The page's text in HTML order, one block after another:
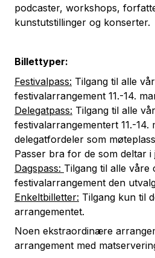
podcaster, workshops,
kunstutstillinger og konserter.
Billettyper:
Festivalpass: Tilgang til alle
festivalarrangement 11.-14.
Delegatpass: Tilgang til alle
festivalarrangementert 11.-14.
delegatfordeler som
Passer bra for de som deltar i
Dagspass: Tilgang til alle
festivalarrangement den
Enkeltbilletter: Tilgang kun til
arrangementet.
Noen ekstraordinære
arrangement med